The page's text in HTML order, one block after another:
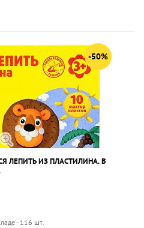
-50%
ЛЕПИТЬ ИЗ ПЛАСТИЛИНА. В
- 116 шт.